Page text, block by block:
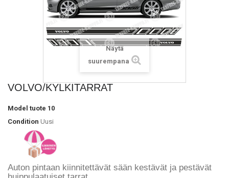
Näytä
suurempana
VOLVO/KYLKITARRAT
Model tuote 10
Condition Uusi
Auton pintaan kiinnitettävät sään kestävät ja pestävät